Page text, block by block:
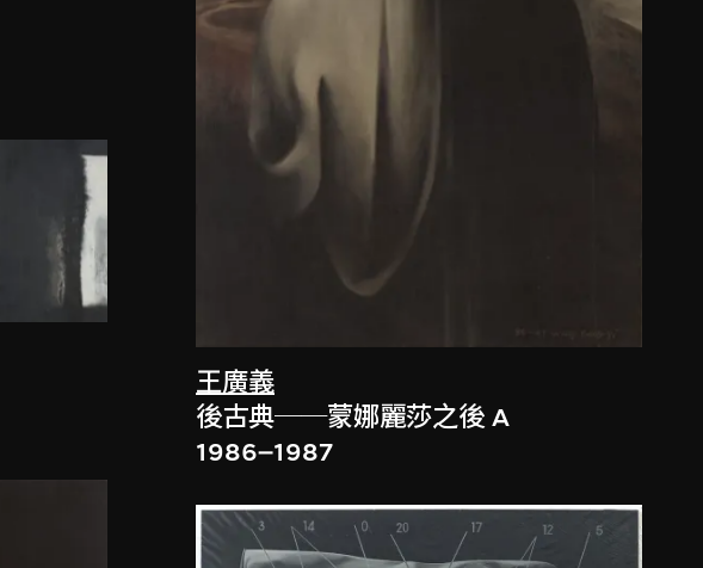
王廣義
後古典──蒙娜麗莎之後 A
1986–1987